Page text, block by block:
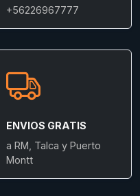
+56226967777
ENVIOS GRATIS
a RM, Talca y Puerto
Montt